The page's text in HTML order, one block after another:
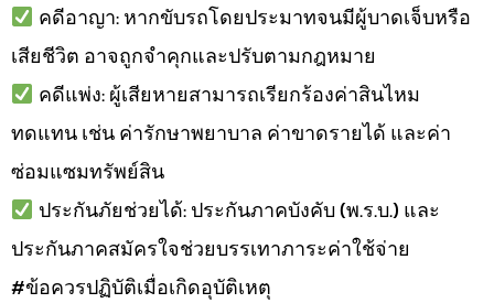
คดีอาญา: หากขับรถโดยประมาทจนมีผู้บาดเจ็บหรือ
เสียชีวิต อาจถูกจำคุกและปรับตามกฎหมาย
คดีแพ่ง: ผู้เสียหายสามารถเรียกร้องค่าสินไหม
ทดแทน เช่น ค่ารักษาพยาบาล ค่าขาดรายได้ และค่า
ซ่อมแซมทรัพย์สิน
ประกันภัยช่วยได้: ประกันภาคบังคับ (พ.ร.บ.) และ
ประกันภาคสมัครใจช่วยบรรเทาภาระค่าใช้จ่าย
#ข้อควรปฏิบัติเมื่อเกิดอุบัติเหตุ